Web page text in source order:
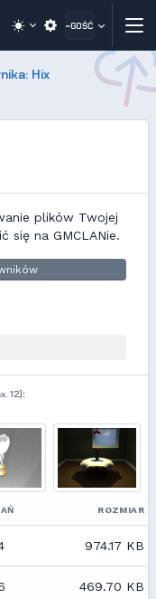
~GOŚĆ
Hix
plików Twojej
się na GMCLANie.
12):
ROZMIAR
974.17 KB
469.70 KB